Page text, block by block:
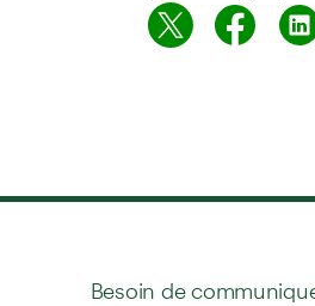
Besoin de